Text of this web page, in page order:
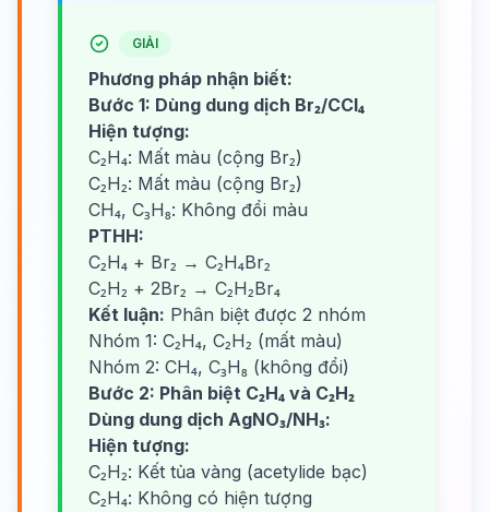
GIẢI
Phương pháp nhận biết:
Bước 1: Dùng dung dịch Br₂/CCl₄
Hiện tượng:
C₂H₄: Mất màu (cộng Br₂)
C₂H₂: Mất màu (cộng Br₂)
CH₄, C₃H₈: Không đổi màu
PTHH:
C₂H₄ + Br₂ → C₂H₄Br₂
C₂H₂ + 2Br₂ → C₂H₂Br₄
Kết luận: Phân biệt được 2 nhóm
Nhóm 1: C₂H₄, C₂H₂ (mất màu)
Nhóm 2: CH₄, C₃H₈ (không đổi)
Bước 2: Phân biệt C₂H₄ và C₂H₂
Dùng dung dịch AgNO₃/NH₃:
Hiện tượng:
C₂H₂: Kết tủa vàng (acetylide bạc)
C₂H₄: Không có hiện tượng